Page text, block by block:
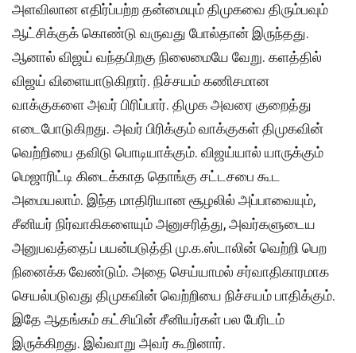
அளவிலான எதிர்ப்பற்ற தன்மையும் திமுகவை திரும்பவும்
ஆட்சிக்குக் கொண்டு வருவது போல்தான் இருந்தது.
ஆனால் விஜய் வந்தபிறகு நிலைமையே வேறு. களத்தில்
விஜய் விளையாடுகிறார். நிச்சயம் கணிசமான
வாக்குகளை அவர் பிரிப்பார். திமுக அவரை குறைத்து
எடைபோடுகிறது. அவர் பிரிக்கும் வாக்குகள் திமுகவின்
வெற்றியை தவிடு பொடியாக்கும். விஜய்யால் யாருக்கும்
மெஜாரிட்டி கிடைக்காத தொங்கு சட்டசபை கூட
அமையலாம். இந்த மாதிரியான சூழலில் அப்பாவையும்,
சீனியர் நிர்வாகிகளையும் அனுசரித்து, அவர்களுடைய
அனுபவத்தைப் பயன்படுத்தி மு.க.ஸ்டாலின் வெற்றி பெற
நினைக்க வேண்டும். அதை செய்யாமல் சர்வாதிகாரமாக
செயல்படுவது திமுகவின் வெற்றியை நிச்சயம் பாதிக்கும்.
இதே ஆதங்கம் கட்சியின் சீனியர்கள் பல பேரிடம்
இருக்கிறது. இவ்வாறு அவர் கூறினார்.